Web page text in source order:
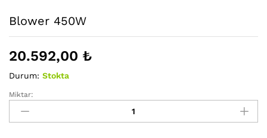
Blower 450W
20.592,00 ₺
Durum: Stokta
Blower
450W
adet
Miktar: